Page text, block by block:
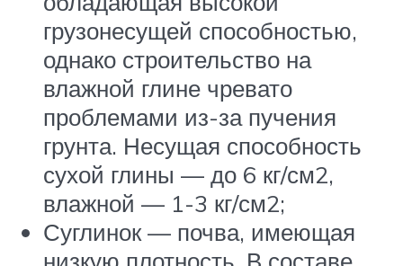
грузонесущей способностью,
однако строительство на
влажной глине чревато
проблемами из-за пучения
грунта. Несущая способность
сухой глины — до 6 кг/см2,
влажной — 1-3 кг/см2;
Суглинок — почва, имеющая